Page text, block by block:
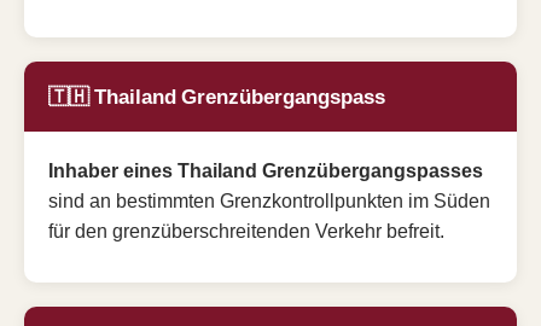
🇹🇭 Thailand Grenzübergangspass
Inhaber eines Thailand Grenzübergangspasses
sind an bestimmten Grenzkontrollpunkten im Süden
für den grenzüberschreitenden Verkehr befreit.